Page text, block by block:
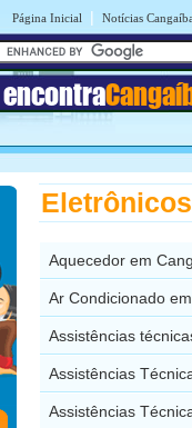
Página Inicial | Notícias
encontra
Aquecedor em
Ar Condicionado
Assistências
Assistências
Assistências